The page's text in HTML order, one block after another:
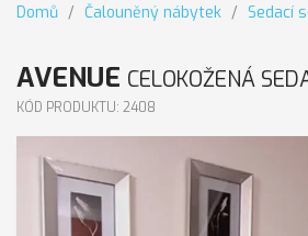
Domů Čalouněný nábytek Sedací
AVENUE CELOKOŽENÁ
KÓD PRODUKTU: 2408